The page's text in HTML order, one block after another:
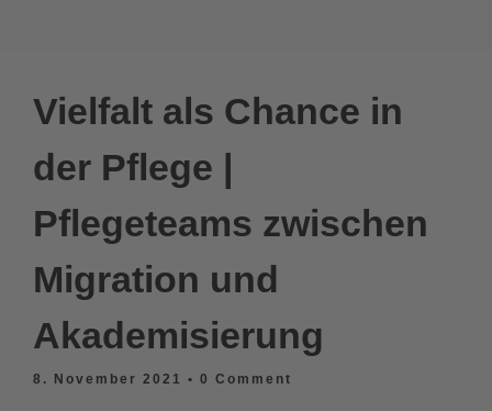
Vielfalt als Chance in
der Pflege |
Pflegeteams zwischen
Migration und
Akademisierung
8. November 2021 • 0 Comment